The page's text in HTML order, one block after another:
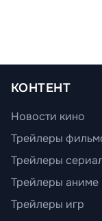
КОНТЕНТ
Новости кино
Трейлеры
Трейлеры
Трейлеры аниме
Трейлеры игр